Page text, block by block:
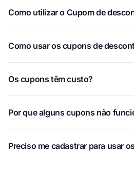
Como utilizar o Cupom de
Como usar os cupons de
Os cupons têm custo?
Por que alguns cupons não
Preciso me cadastrar para usar